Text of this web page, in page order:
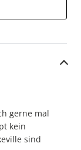
gerne mal
kein
sind